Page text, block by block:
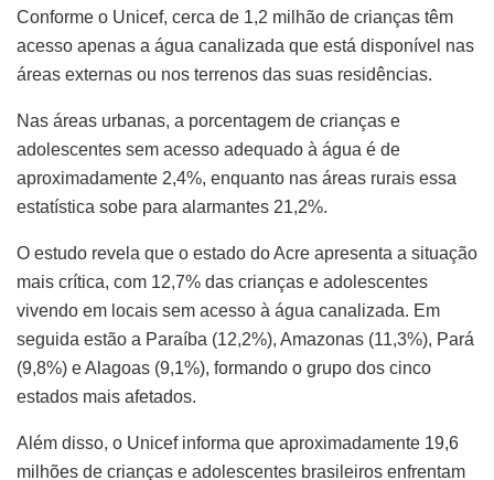
Conforme o Unicef, cerca de 1,2 milhão de crianças têm
acesso apenas a água canalizada que está disponível nas
áreas externas ou nos terrenos das suas residências.
Nas áreas urbanas, a porcentagem de crianças e
adolescentes sem acesso adequado à água é de
aproximadamente 2,4%, enquanto nas áreas rurais essa
estatística sobe para alarmantes 21,2%.
O estudo revela que o estado do Acre apresenta a situação
mais crítica, com 12,7% das crianças e adolescentes
vivendo em locais sem acesso à água canalizada. Em
seguida estão a Paraíba (12,2%), Amazonas (11,3%), Pará
(9,8%) e Alagoas (9,1%), formando o grupo dos cinco
estados mais afetados.
Além disso, o Unicef informa que aproximadamente 19,6
milhões de crianças e adolescentes brasileiros enfrentam